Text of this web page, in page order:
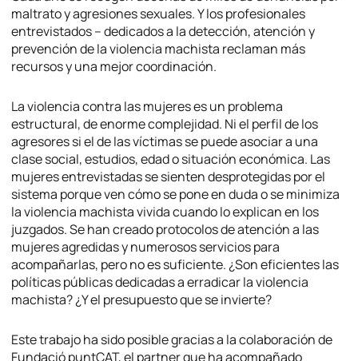
maltrato y agresiones sexuales. Y los profesionales
entrevistados – dedicados a la detección, atención y
prevención de la violencia machista reclaman más
recursos y una mejor coordinación.
La violencia contra las mujeres es un problema
estructural, de enorme complejidad. Ni el perfil de los
agresores si el de las víctimas se puede asociar a una
clase social, estudios, edad o situación económica. Las
mujeres entrevistadas se sienten desprotegidas por el
sistema porque ven cómo se pone en duda o se minimiza
la violencia machista vivida cuando lo explican en los
juzgados. Se han creado protocolos de atención a las
mujeres agredidas y numerosos servicios para
acompañarlas, pero no es suficiente. ¿Son eficientes las
políticas públicas dedicadas a erradicar la violencia
machista? ¿Y el presupuesto que se invierte?
Este trabajo ha sido posible gracias a la colaboración de
Fundació puntCAT, el partner que ha acompañado